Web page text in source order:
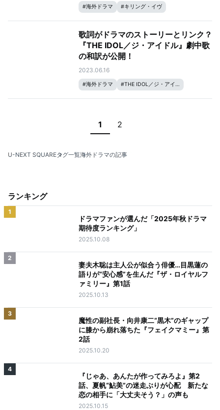
#海外ドラマ #キリング・イヴ
歌詞がドラマのストーリーとリンク？
『THE IDOL／ジ・アイドル』劇中歌
の和訳が公開！
2023.06.16
#海外ドラマ #THE IDOL／ジ・アイドル
1 2
U-NEXT SQUAREタグ一覧海外ドラマの記事
ランキング
1
ドラマファンが選んだ「2025年秋ドラマ
期待度ランキング」
2025.10.08
2
妻夫木聡は主人公が似合う俳優…目黒蓮の
語りが“安心感”を生んだ『ザ・ロイヤルフ
ァミリー』第1話
2025.10.13
3
魔性の副社長・向井康二“黒木”のギャップ
に膝から崩れ落ちた『フェイクマミー』第
2話
2025.10.20
4
『じゃあ、あんたが作ってみろよ』第2
話、夏帆“鮎美”の迷走ぶりが心配 新たな
恋の相手に「大丈夫そう？」の声も
2025.10.15